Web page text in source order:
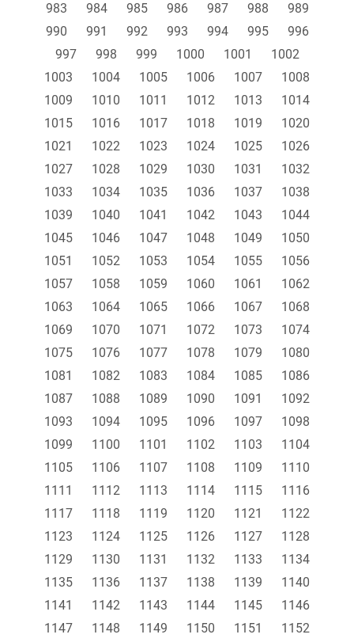
983
984 985 986 987 988
989
990
991 992 993 994 995
996
997
998 999 1000 1001
1002
1003
1004 1005 1006 1007
1008
1009
1010 1011 1012 1013
1014
1015
1016 1017 1018 1019
1020
1021
1022 1023 1024 1025
1026
1027
1028 1029 1030 1031
1032
1033
1034 1035 1036 1037
1038
1039
1040 1041 1042 1043
1044
1045
1046 1047 1048 1049
1050
1051
1052 1053 1054 1055
1056
1057
1058 1059 1060 1061
1062
1063
1064 1065 1066 1067
1068
1069
1070 1071 1072 1073
1074
1075
1076 1077 1078 1079
1080
1081
1082 1083 1084 1085
1086
1087
1088 1089 1090 1091
1092
1093
1094 1095 1096 1097
1098
1099
1100 1101 1102 1103
1104
1105
1106 1107 1108 1109
1110
1111
1112 1113 1114 1115
1116
1117
1118 1119 1120 1121
1122
1123
1124 1125 1126 1127
1128
1129
1130 1131 1132 1133
1134
1135
1136 1137 1138 1139
1140
1141
1142 1143 1144 1145
1146
1147
1148 1149 1150 1151 1152